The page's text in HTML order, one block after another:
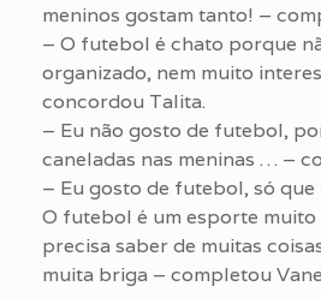
meninos gostam tanto! –
– O futebol é chato porque
organizado, nem muito
concordou Talita.
– Eu não gosto de futebol,
caneladas nas meninas … –
– Eu gosto de futebol, só que
O futebol é um esporte muito
precisa saber de muitas
muita briga – completou